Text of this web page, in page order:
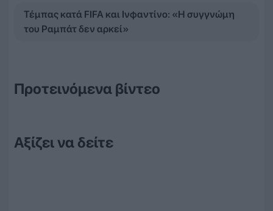
Τέμπας κατά FIFA και Ινφαντίνο: «Η συγγνώμη
του Ραμπάτ δεν αρκεί»
Προτεινόμενα βίντεο
Αξίζει να δείτε